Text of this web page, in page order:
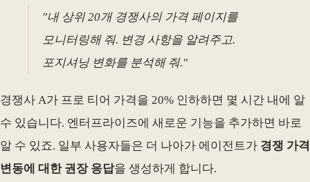
"내 상위 20개 경쟁사의 가격 페이지를
모니터링해 줘. 변경 사항을 알려주고.
포지셔닝 변화를 분석해 줘."
경쟁사 A가 프로 티어 가격을 20% 인하하면 몇 시간 내에 알
수 있습니다. 엔터프라이즈에 새로운 기능을 추가하면 바로
알 수 있죠. 일부 사용자들은 더 나아가 에이전트가 경쟁 가격
변동에 대한 권장 응답을 생성하게 합니다.